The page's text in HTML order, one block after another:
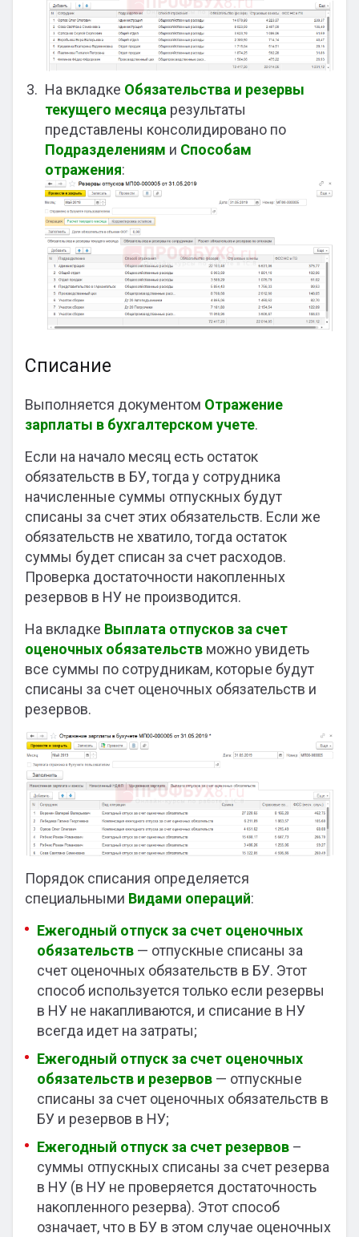
На вкладке Обязательства и резервы
текущего месяца результаты
представлены консолидировано по
Подразделениям и Способам
отражения:
Списание
Выполняется документом Отражение
зарплаты в бухгалтерском учете.
Если на начало месяц есть остаток
обязательств в БУ, тогда у сотрудника
начисленные суммы отпускных будут
списаны за счет этих обязательств. Если же
обязательств не хватило, тогда остаток
суммы будет списан за счет расходов.
Проверка достаточности накопленных
резервов в НУ не производится.
На вкладке Выплата отпусков за счет
оценочных обязательств можно увидеть
все суммы по сотрудникам, которые будут
списаны за счет оценочных обязательств и
резервов.
Порядок списания определяется
специальными Видами операций:
Ежегодный отпуск за счет оценочных
обязательств — отпускные списаны за
счет оценочных обязательств в БУ. Этот
способ используется только если резервы
в НУ не накапливаются, и списание в НУ
всегда идет на затраты;
Ежегодный отпуск за счет оценочных
обязательств и резервов — отпускные
списаны за счет оценочных обязательств в
БУ и резервов в НУ;
Ежегодный отпуск за счет резервов –
суммы отпускных списаны за счет резерва
в НУ (в НУ не проверяется достаточность
накопленного резерва). Этот способ
означает, что в БУ в этом случае оценочных